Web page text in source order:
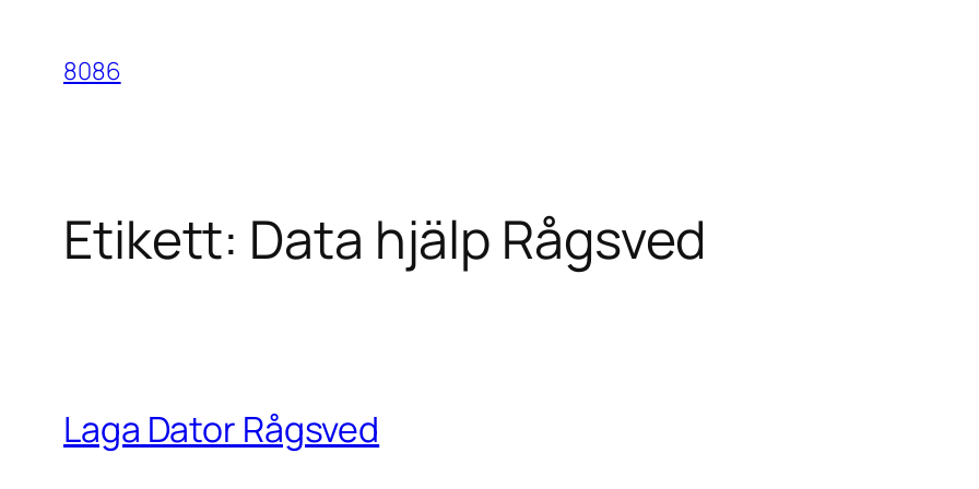
innehåll
8086
Etikett: Data hjälp Rågsved
Laga Dator Rågsved